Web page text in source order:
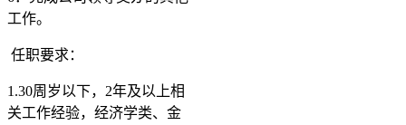
工作。
任职要求：
1.30周岁以下，2年及以上相
关工作经验，经济学类、金